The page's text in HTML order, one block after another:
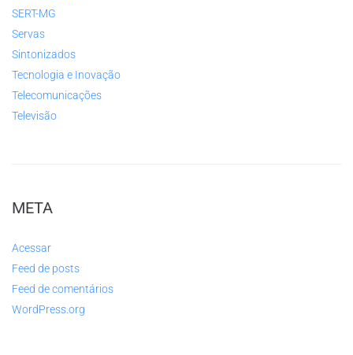
SERT-MG
Servas
Sintonizados
Tecnologia e Inovação
Telecomunicações
Televisão
META
Acessar
Feed de posts
Feed de comentários
WordPress.org